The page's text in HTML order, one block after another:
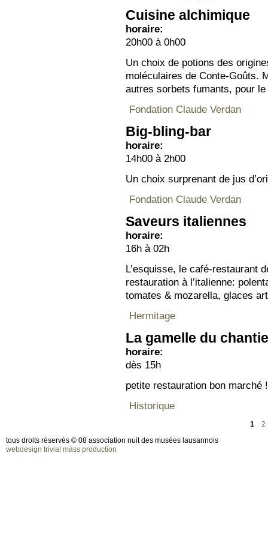
Cuisine alchimique
horaire:
20h00 à 0h00
Un choix de potions des
moléculaires de Conte-Goûts.
autres sorbets fumants, pour
Fondation Claude Verdan
Big-bling-bar
horaire:
14h00 à 2h00
Un choix surprenant de jus
Fondation Claude Verdan
Saveurs italiennes
horaire:
16h à 02h
L’esquisse, le café-restaurant
restauration à l’italienne:
tomates & mozarella, glaces
Hermitage
La gamelle du
horaire:
dès 15h
petite restauration bon marché !
Historique
1 2
tous droits réservés © 08 association nuit des musées lausannois
webdesign trivial mass production